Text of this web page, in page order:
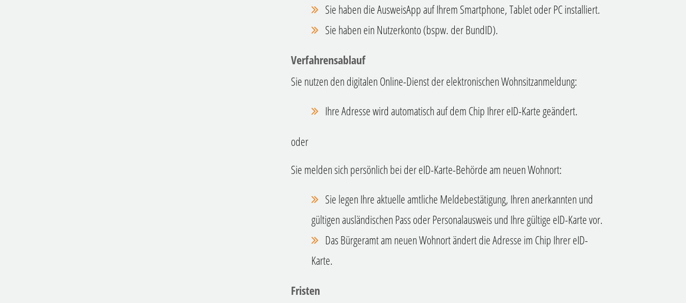
Sie haben die AusweisApp auf Ihrem Smartphone, Tablet oder PC installiert.
Sie haben ein Nutzerkonto(bspw. der BundID).
Verfahrensablauf
Sie nutzen den digitalen Online-Dienst der elektronischen Wohnsitzanmeldung:
Ihre Adresse wird automatisch auf dem Chip Ihrer eID-Karte geändert.
oder
Sie melden sich persönlich bei der eID-Karte-Behörde am neuen Wohnort:
Sie legen Ihre aktuelle amtliche Meldebestätigung, Ihrenanerkanntenund
gültigenausländischenPassoder Personalausweisund Ihre gültige eID-Karte vor.
Das Bürgeramt am neuen Wohnort ändert die Adresse im Chip Ihrer eID-
Karte.
Fristen